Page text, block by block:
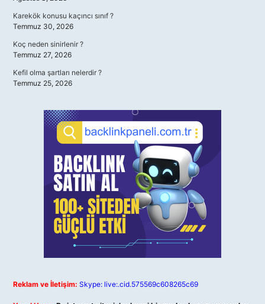
Karekök konusu kaçıncı sınıf ?
Temmuz 30, 2026
Koç neden sinirlenir ?
Temmuz 27, 2026
Kefil olma şartları nelerdir ?
Temmuz 25, 2026
Reklam ve İletişim: Skype: live:.cid.575569c608265c69